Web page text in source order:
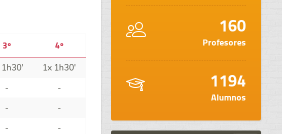
3º 4º
1h30' 1x 1h30'
-
-
-
-
-
-
160
Profesores
1194
Alumnos